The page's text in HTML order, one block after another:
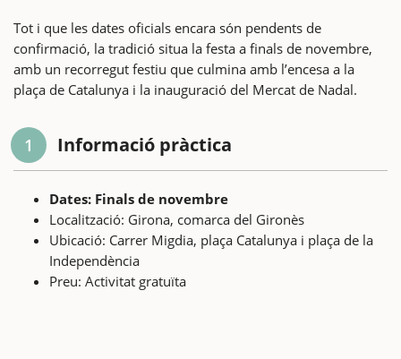
Tot i que les dates oficials encara són pendents de
confirmació, la tradició situa la festa a finals de novembre,
amb un recorregut festiu que culmina amb l’encesa a la
plaça de Catalunya i la inauguració del Mercat de Nadal.
1 Informació pràctica
Dates: Finals de novembre
Localització: Girona, comarca del Gironès
Ubicació: Carrer Migdia, plaça Catalunya i plaça de la
Independència
Preu: Activitat gratuïta